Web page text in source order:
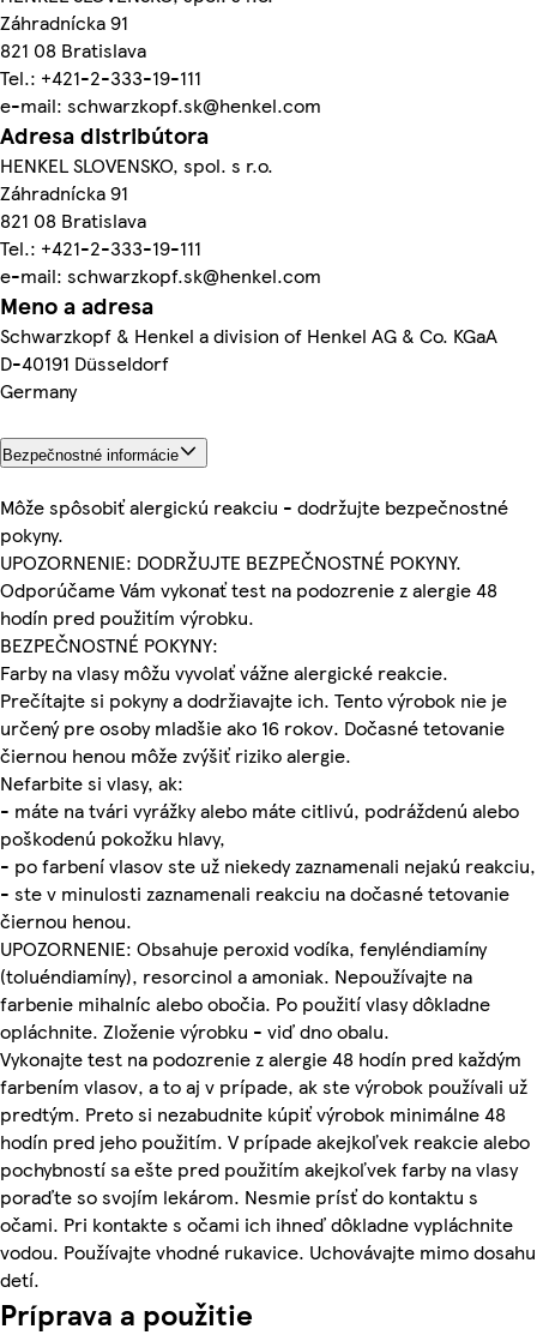
Záhradnícka 91
821 08 Bratislava
Tel.: +421-2-333-19-111
e-mail: schwarzkopf.sk@henkel.com
Adresa distribútora
HENKEL SLOVENSKO, spol. s r.o.
Záhradnícka 91
821 08 Bratislava
Tel.: +421-2-333-19-111
e-mail: schwarzkopf.sk@henkel.com
Meno a adresa
Schwarzkopf & Henkel a division of Henkel AG & Co. KGaA
D-40191 Düsseldorf
Germany
Bezpečnostné informácie
Môže spôsobiť alergickú reakciu - dodržujte bezpečnostné
pokyny.
UPOZORNENIE: DODRŽUJTE BEZPEČNOSTNÉ POKYNY.
Odporúčame Vám vykonať test na podozrenie z alergie 48
hodín pred použitím výrobku.
BEZPEČNOSTNÉ POKYNY:
Farby na vlasy môžu vyvolať vážne alergické reakcie.
Prečítajte si pokyny a dodržiavajte ich. Tento výrobok nie je
určený pre osoby mladšie ako 16 rokov. Dočasné tetovanie
čiernou henou môže zvýšiť riziko alergie.
Nefarbite si vlasy, ak:
- máte na tvári vyrážky alebo máte citlivú, podráždenú alebo
poškodenú pokožku hlavy,
- po farbení vlasov ste už niekedy zaznamenali nejakú reakciu,
- ste v minulosti zaznamenali reakciu na dočasné tetovanie
čiernou henou.
UPOZORNENIE: Obsahuje peroxid vodíka, fenyléndiamíny
(toluéndiamíny), resorcinol a amoniak. Nepoužívajte na
farbenie mihalníc alebo obočia. Po použití vlasy dôkladne
opláchnite. Zloženie výrobku - viď dno obalu.
Vykonajte test na podozrenie z alergie 48 hodín pred každým
farbením vlasov, a to aj v prípade, ak ste výrobok používali už
predtým. Preto si nezabudnite kúpiť výrobok minimálne 48
hodín pred jeho použitím. V prípade akejkoľvek reakcie alebo
pochybností sa ešte pred použitím akejkoľvek farby na vlasy
poraďte so svojím lekárom. Nesmie prísť do kontaktu s
očami. Pri kontakte s očami ich ihneď dôkladne vypláchnite
vodou. Používajte vhodné rukavice. Uchovávajte mimo dosahu
detí.
Príprava a použitie